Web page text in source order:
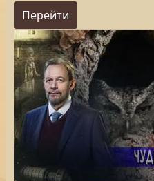
Перейти